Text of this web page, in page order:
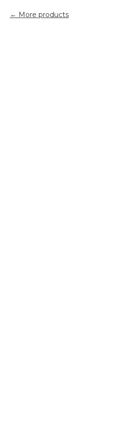
More products